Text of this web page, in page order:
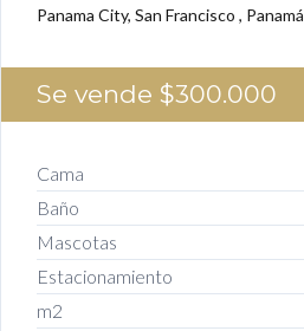
Panama City, San Francisco , Panamá
Se vende $300.000
Cama
Baño
Mascotas
Estacionamiento
m2